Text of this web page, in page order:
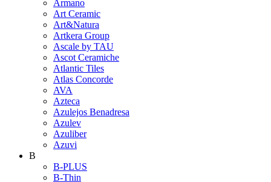
Armano
Art Ceramic
Art&Natura
Artkera Group
Ascale by TAU
Ascot Ceramiche
Atlantic Tiles
Atlas Concorde
AVA
Azteca
Azulejos Benadresa
Azulev
Azuliber
Azuvi
B
B-PLUS
B-Thin